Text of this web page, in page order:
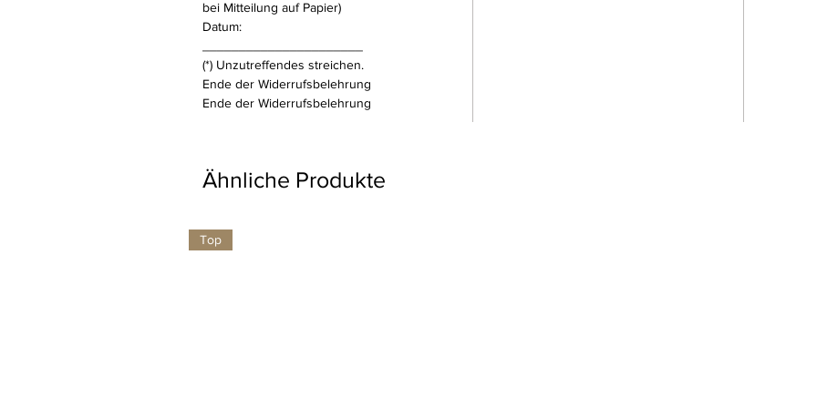
bei Mitteilung auf Papier)
Datum:
(*) Unzutreffendes streichen.
Ende der Widerrufsbelehrung
Ende der Widerrufsbelehrung
Ähnliche Produkte
Top